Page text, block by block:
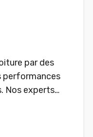
par des
performances
Nos experts
problèmes
des